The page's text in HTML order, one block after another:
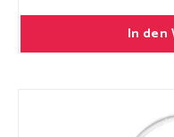
In den